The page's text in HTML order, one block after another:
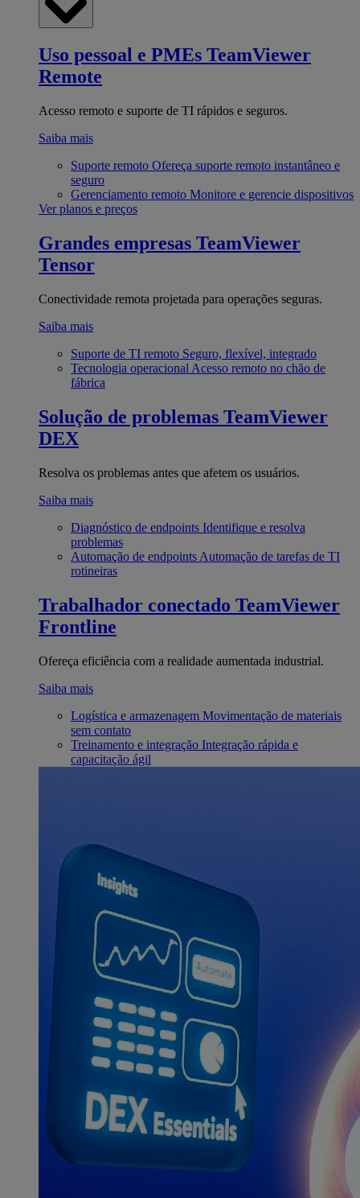
Uso pessoal e PMEs TeamViewer
Remote
Acesso remoto e suporte de TI rápidos e seguros.
Saiba mais
Suporte remoto Ofereça suporte remoto instantâneo e
seguro
Gerenciamento remoto Monitore e gerencie dispositivos
Ver planos e preços
Grandes empresas TeamViewer
Tensor
Conectividade remota projetada para operações seguras.
Saiba mais
Suporte de TI remoto Seguro, flexível, integrado
Tecnologia operacional Acesso remoto no chão de
fábrica
Solução de problemas TeamViewer
DEX
Resolva os problemas antes que afetem os usuários.
Saiba mais
Diagnóstico de endpoints Identifique e resolva
problemas
Automação de endpoints Automação de tarefas de TI
rotineiras
Trabalhador conectado TeamViewer
Frontline
Ofereça eficiência com a realidade aumentada industrial.
Saiba mais
Logística e armazenagem Movimentação de materiais
sem contato
Treinamento e integração Integração rápida e
capacitação ágil